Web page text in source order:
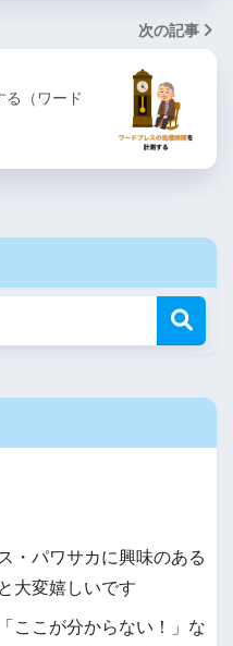
次の記事
る（ワード
・パワサカに興味のある
大変嬉しいです
ここが分からない！」な